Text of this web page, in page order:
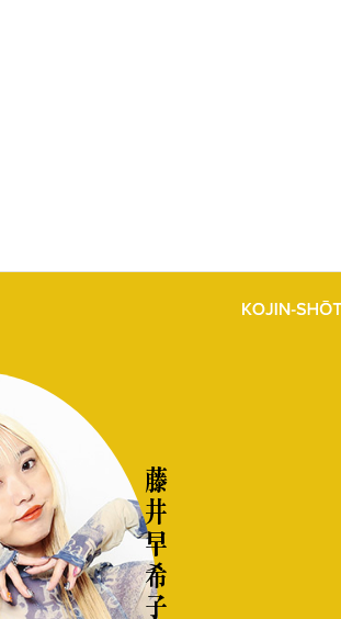
藤井 早希子
B印的太鼓判マップ